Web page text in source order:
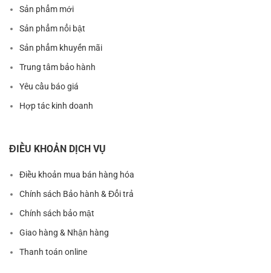
Sản phẩm mới
Sản phẩm nổi bật
Sản phẩm khuyến mãi
Trung tâm bảo hành
Yêu cầu báo giá
Hợp tác kinh doanh
ĐIỀU KHOẢN DỊCH VỤ
Điều khoản mua bán hàng hóa
Chính sách Bảo hành & Đổi trả
Chính sách bảo mật
Giao hàng & Nhận hàng
Thanh toán online